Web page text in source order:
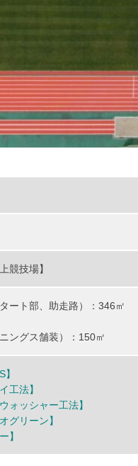
競技場】
ート部、助走路）：346㎡
ングス舗装）：150㎡
工法】
ォッシャー工法】
オグリーン】
】